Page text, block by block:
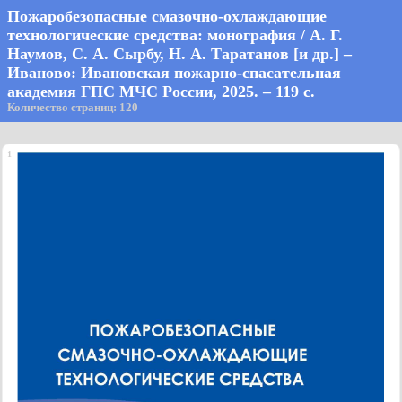
Пожаробезопасные смазочно-охлаждающие
технологические средства: монография / А. Г.
Наумов, С. А. Сырбу, Н. А. Таратанов [и др.] –
Иваново: Ивановская пожарно-спасательная
академия ГПС МЧС России, 2025. – 119 с.
Количество страниц: 120
1